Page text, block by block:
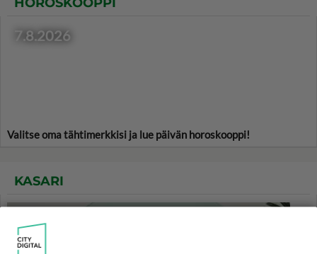
7.8.2026
Valitse oma tähtimerkkisi ja lue päivän horoskooppi!
KASARI